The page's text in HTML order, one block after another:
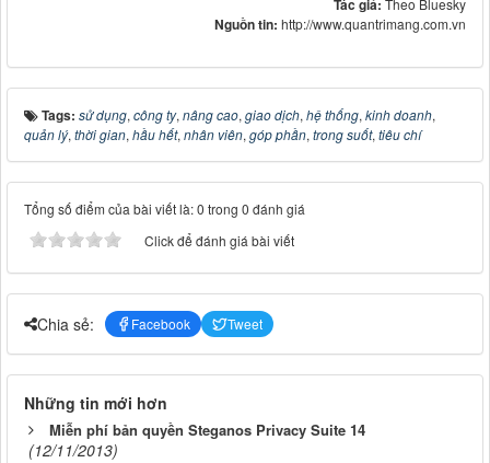
Tác giả: Theo Bluesky
Nguồn tin: http://www.quantrimang.com.vn
Tags: sử dụng, công ty, nâng cao, giao dịch, hệ thống, kinh doanh,
quản lý, thời gian, hầu hết, nhân viên, góp phần, trong suốt, tiêu chí
Tổng số điểm của bài viết là: 0 trong 0 đánh giá
Click để đánh giá bài viết
Chia sẻ: Facebook Tweet
Những tin mới hơn
Miễn phí bản quyền Steganos Privacy Suite 14
(12/11/2013)